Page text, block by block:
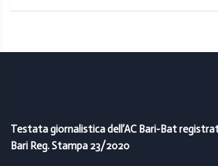
Testata giornalistica dell’AC Bari-Bat
Bari Reg. Stampa 23/2020